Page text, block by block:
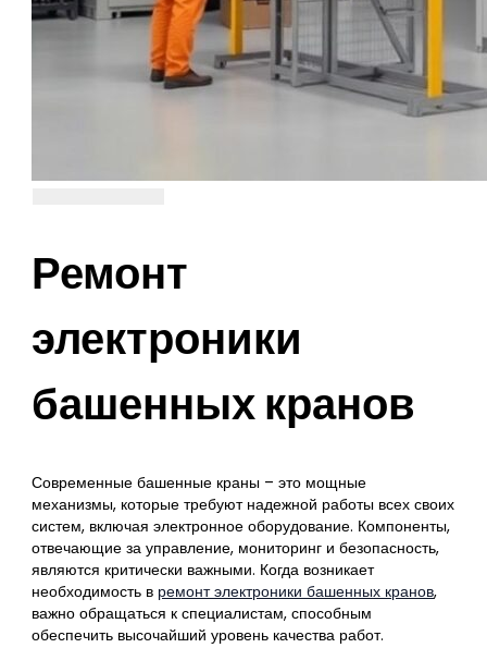
Ремонт
электроники
башенных кранов
Современные башенные краны – это мощные
механизмы, которые требуют надежной работы всех своих
систем, включая электронное оборудование. Компоненты,
отвечающие за управление, мониторинг и безопасность,
являются критически важными. Когда возникает
необходимость в ремонт электроники башенных кранов,
важно обращаться к специалистам, способным
обеспечить высочайший уровень качества работ.